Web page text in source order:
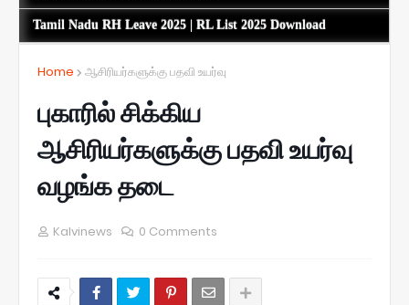
Tamil Nadu RH Leave 2025 | RL List 2025 Download
Home ஆசிரியர்களுக்கு பதவி உயர்வு
புகாரில் சிக்கிய
ஆசிரியர்களுக்கு பதவி உயர்வு
வழங்க தடை
Kalvinews 0 Comments